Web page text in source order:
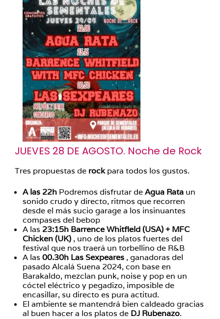
JUEVES 28 DE AGOSTO. Noche de Rock
Tres propuestas de rockpara todos los gustos.
A las 22h Podremos disfrutar deAgua Rata un
sonido crudo y directo, ritmos que recorren
desde el más sucio garage a los insinuantes
compases del bebop
A las 23:15h Barrence Whitfield (USA) + MFC
Chicken (UK) , uno de los platos fuertes del
festival que nos traerá un torbellino de R&B
A las 00.30h Las Sexpeares , ganadoras del
pasado Alcalá Suena 2024, con base en
Barakaldo, mezclan punk, noise y pop en un
cóctel eléctrico y pegadizo, imposible de
encasillar, su directo es pura actitud.
El ambiente se mantendrá bien caldeado gracias
al buen hacer a los platos de DJ Rubenazo.